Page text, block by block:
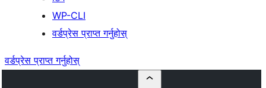
WP-CLI
वर्डप्रेस प्राप्त गर्नुहोस्
वर्डप्रेस प्राप्त गर्नुहोस्